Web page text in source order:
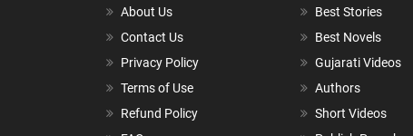
About Us
Contact Us
Privacy Policy
Terms of Use
Refund Policy
Best Stories
Best Novels
Gujarati Videos
Authors
Short Videos